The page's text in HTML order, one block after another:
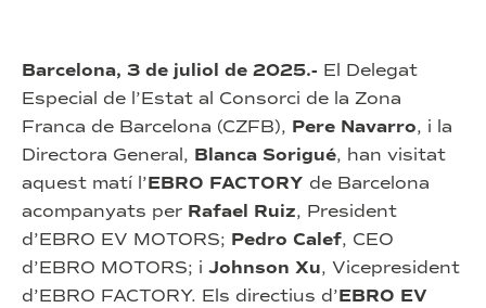
Barcelona, 3 de juliol de 2025.- El Delegat
Especial de l’Estat al Consorci de la Zona
Franca de Barcelona (CZFB), Pere Navarro, i la
Directora General, Blanca Sorigué, han visitat
aquest matí l’EBRO FACTORY de Barcelona
acompanyats per Rafael Ruiz, President
d’EBRO EV MOTORS; Pedro Calef, CEO
d’EBRO MOTORS; i Johnson Xu, Vicepresident
d’EBRO FACTORY. Els directius d’EBRO EV